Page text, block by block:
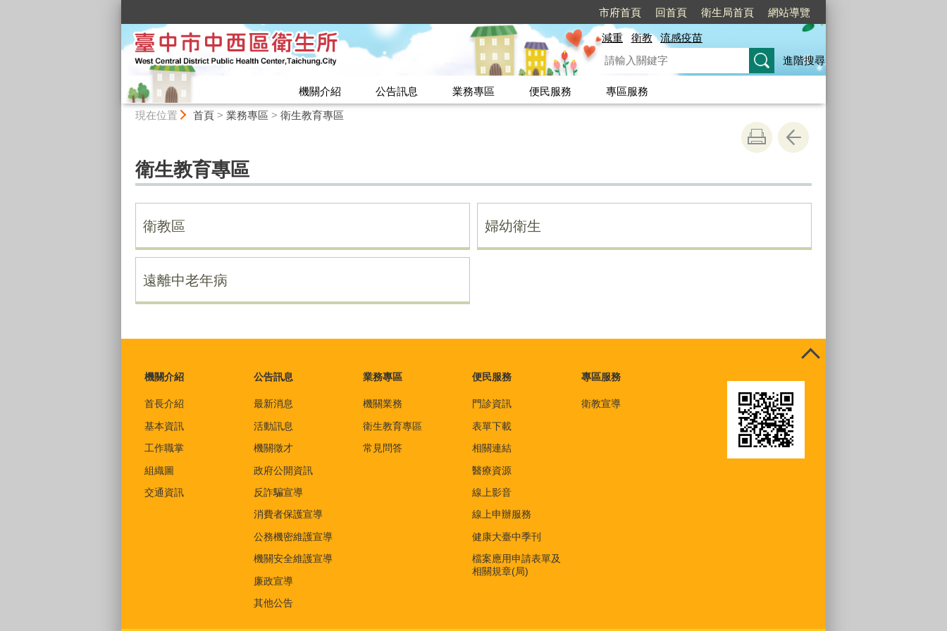
市府首頁 回首頁 衛生局首頁 網站導覽
減重 衛教
流感疫苗
進階搜尋
機關介紹 公告訊息 業務專區 便民服務
專區服務
現在位置 首頁> 業務專區 > 衛生教育專區
衛生教育專區
衛教區 婦幼衛生
遠離中老年病
機關介紹
首長介紹
基本資訊
工作職掌
組織圖
交通資訊
公告訊息
最新消息
活動訊息
機關徵才
政府公開資訊
反詐騙宣導
消費者保護宣導
公務機密維護宣導
機關安全維護宣導
廉政宣導
其他公告
業務專區
機關業務
衛生教育專區
常見問答
便民服務
門診資訊
表單下載
相關連結
醫療資源
線上影音
線上申辦服務
健康大臺中季刊
檔案應用申請表單及
相關規章(局)
專區服務
衛教宣導